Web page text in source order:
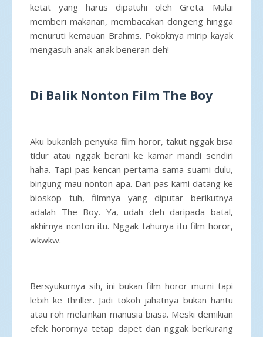
ketat yang harus dipatuhi oleh Greta. Mulai
memberi makanan, membacakan dongeng hingga
menuruti kemauan Brahms. Pokoknya mirip kayak
mengasuh anak-anak beneran deh!
Di Balik Nonton Film The Boy
Aku bukanlah penyuka film horor, takut nggak bisa
tidur atau nggak berani ke kamar mandi sendiri
haha. Tapi pas kencan pertama sama suami dulu,
bingung mau nonton apa. Dan pas kami datang ke
bioskop tuh, filmnya yang diputar berikutnya
adalah The Boy. Ya, udah deh daripada batal,
akhirnya nonton itu. Nggak tahunya itu film horor,
wkwkw.
Bersyukurnya sih, ini bukan film horor murni tapi
lebih ke thriller. Jadi tokoh jahatnya bukan hantu
atau roh melainkan manusia biasa. Meski demikian
efek horornya tetap dapet dan nggak berkurang